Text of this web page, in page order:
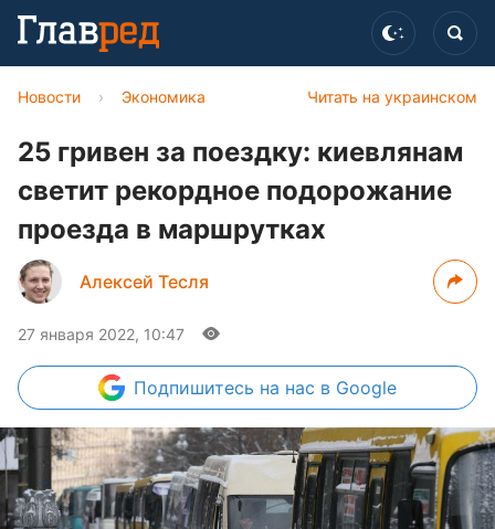
Читать на украинском
Новости › Экономика
25 гривен за поездку: киевлянам
светит рекордное подорожание
проезда в маршрутках
Алексей Тесля
27 января 2022, 10:47
Подпишитесь на нас в Google